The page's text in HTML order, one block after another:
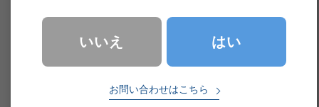
はい
いいえ
お問い合わせはこちら